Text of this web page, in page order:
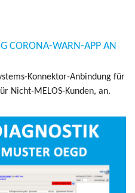
CORONA-WARN-APP AN
Kon­nek­tor-An­bindung für
Nicht-MELOS-Kun­den, an.